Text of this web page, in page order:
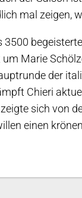
mal zeigen,
3500
Marie
der
Chieri
sich von
einen